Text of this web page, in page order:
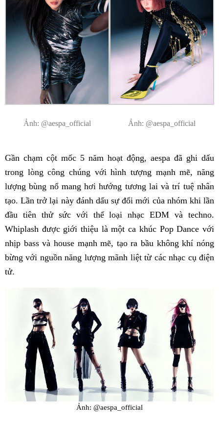
Ảnh: @aespa_official Ảnh: @aespa_official
Gần chạm cột mốc 5 năm hoạt động, aespa đã ghi dấu
trong lòng công chúng với hình tượng mạnh mẽ, năng
lượng bùng nổ mang hơi hướng tương lai và trí tuệ nhân
tạo. Lần trở lại này đánh dấu sự đổi mới của nhóm khi lần
đầu tiên thử sức với thể loại nhạc EDM và techno.
Whiplash được giới thiệu là một ca khúc Pop Dance với
nhịp bass và house mạnh mẽ, tạo ra bầu không khí nóng
bừng với nguồn năng lượng mãnh liệt từ các nhạc cụ điện
tử.
Ảnh: @aespa_official